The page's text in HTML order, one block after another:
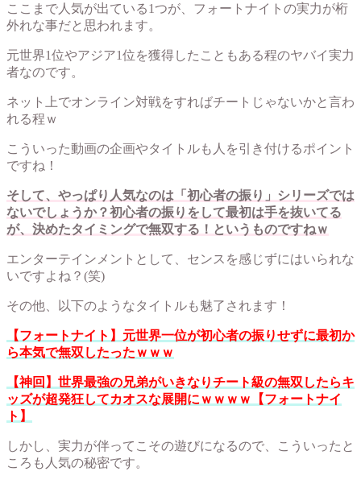
ここまで人気が出ている1つが、フォートナイトの実力が桁
外れな事だと思われます。
元世界1位やアジア1位を獲得したこともある程のヤバイ実力
者なのです。
ネット上でオンライン対戦をすればチートじゃないかと言わ
れる程ｗ
こういった動画の企画やタイトルも人を引き付けるポイント
ですね！
そして、やっぱり人気なのは「初心者の振り」シリーズでは
ないでしょうか？初心者の振りをして最初は手を抜いてる
が、決めたタイミングで無双する！というものですねｗ
エンターテインメントとして、センスを感じずにはいられな
いですよね？(笑)
その他、以下のようなタイトルも魅了されます！
【フォートナイト】元世界一位が初心者の振りせずに最初か
ら本気で無双したったｗｗｗ
【神回】世界最強の兄弟がいきなりチート級の無双したらキ
ッズが超発狂してカオスな展開にｗｗｗｗ【フォートナイ
ト】
しかし、実力が伴ってこその遊びになるので、こういったと
ころも人気の秘密です。